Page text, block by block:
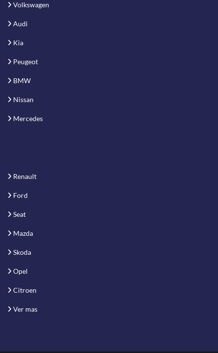
Volkswagen
Audi
Kia
Peugeot
BMW
Nissan
Mercedes
Renault
Ford
Seat
Mazda
Skoda
Opel
Citroen
Ver mas